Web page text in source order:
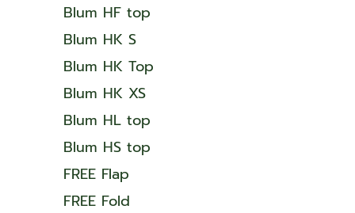
Blum HF top
Blum HK S
Blum HK Top
Blum HK XS
Blum HL top
Blum HS top
FREE Flap
FREE Fold